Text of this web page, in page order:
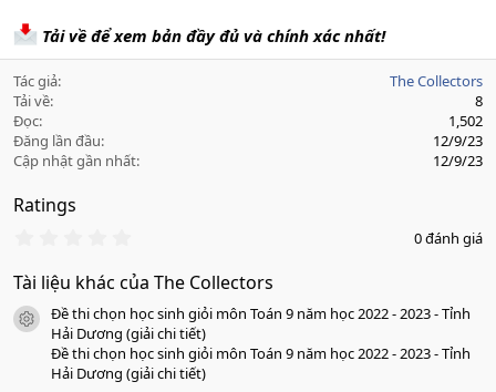
Tải về để xem bản đầy đủ và chính xác nhất!
Tác giả
The Collectors
Tải về
8
Đọc
1,502
Đăng lần đầu
12/9/23
Cập nhật gần nhất
12/9/23
Ratings
0
0
a
o
0 đánh giá
Tài liệu khác của The Collectors
icon tài liệu
Đề thi chọn học sinh giỏi môn Toán 9 năm học 2022 - 2023 - Tỉnh
Hải Dương (giải chi tiết)
Đề thi chọn học sinh giỏi môn Toán 9 năm học 2022 - 2023 - Tỉnh
Hải Dương (giải chi tiết)